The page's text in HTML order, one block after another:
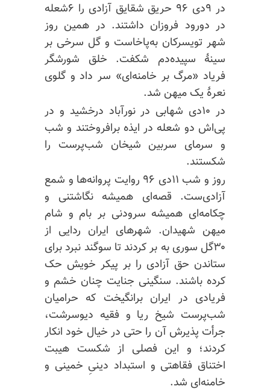
در ۹دی ۹۶ حریق شقایق آزادی را ۶شعله
در دورود فروزان داشتند. در همین روز
شهر تویسرکان به‌پاخاست و گل سرخی بر
سینهٔ سپیده‌دم شکفت. خلق شورشگر
فریاد «مرگ بر خامنه‌ای»‌ سر داد و گلوی
نعرهٔ یک میهن شد.
در ۱۰دی شهابی در نورآباد درخشید و در
پی‌اش دو شعله در ایذه برافروختند و شب
و سرمای سربین شیخان شب‌پرست را
شکستند.
روز و شب ۱۱دی ۹۶ روایت پروانه‌ها و شمع
آزادی‌ست. قصه‌ای همیشه نگاشتنی و
چکامه‌ای همیشه سرودنی بر بام و شام
میهن شهیدان. شهرهای ایران ردایی از
۳۰گل سوری به بر کردند تا سوگند نبرد برای
ستاندن حق آزادی را بر پیکر خویش حک
کرده باشند. سنگینی جنایت چنان خشم و
فریادی در ایران برانگیخت که حرامیان
شب‌پرست شیخ ریا و فقیه دیو‌سرشت،
جرأت پذیرش آن را حتی در خیال خود انکار
کردند؛ و این فصلی از شکست هیبت
اختناق فقاهتی و استبداد دینیِ خمینی و
خامنه‌ای شد.